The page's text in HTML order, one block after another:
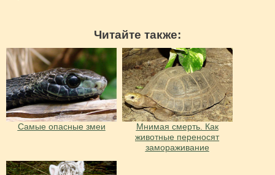
Читайте также:
Самые опасные змеи
Мнимая смерть. Как
животные переносят
замораживание